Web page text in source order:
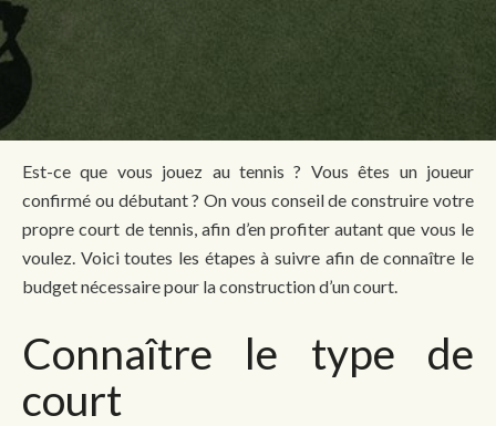
Est-ce que vous jouez au tennis ? Vous êtes un joueur
confirmé ou débutant ? On vous conseil de construire votre
propre court de tennis, afin d’en profiter autant que vous le
voulez. Voici toutes les étapes à suivre afin de connaître le
budget nécessaire pour la construction d’un court.
Connaître le type de
court